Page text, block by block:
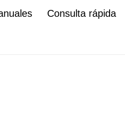
Consulta rápida